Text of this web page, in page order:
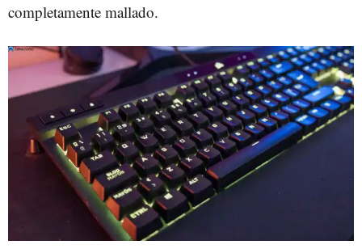
completamente mallado.